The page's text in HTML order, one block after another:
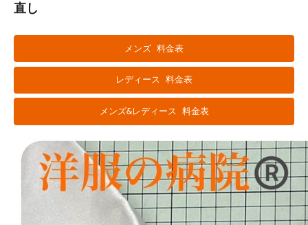
直し
メンズ 料金表
レディース 料金表
メンズ&レディース 料金表